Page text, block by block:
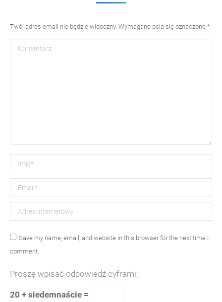
Twój adres email nie będzie widoczny. Wymagane pola się oznaczone *
Komentarz
Imię *
Email *
Adres internetowy
Save my name, email, and website in this browser for the next time I
comment.
Proszę wpisać odpowiedź cyframi:
20 + siedemnaście =